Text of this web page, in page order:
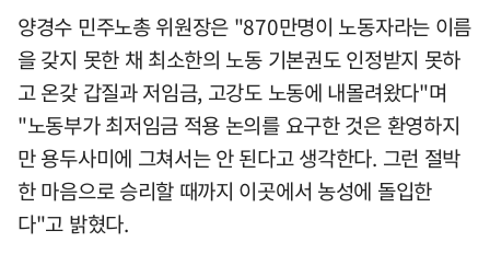
양경수 민주노총 위원장은 "870만명이 노동자라는 이름
을 갖지 못한 채 최소한의 노동 기본권도 인정받지 못하
고 온갖 갑질과 저임금, 고강도 노동에 내몰려왔다"며
"노동부가 최저임금 적용 논의를 요구한 것은 환영하지
만 용두사미에 그쳐서는 안 된다고 생각한다. 그런 절박
한 마음으로 승리할 때까지 이곳에서 농성에 돌입한
다"고 밝혔다.